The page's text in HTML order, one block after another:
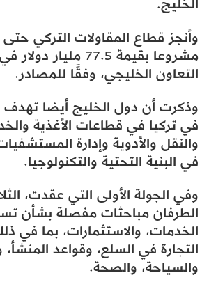
مشروعا بقيمة 77.5
التعاون الخليجي، وفقًا للمصادر.
وذكرت أن دول الخليج أيضا تهدف
في تركيا في قطاعات الأغذية
والنقل والأدوية وإدارة
في البنية التحتية والتكنولوجيا.
وفي الجولة الأولى التي عقدت،
الطرفان مباحثات مفصلة بشأن
الخدمات، والاستثمارات، بما في
التجارة في السلع، وقواعد المنشأ،
والسياحة، والصحة.